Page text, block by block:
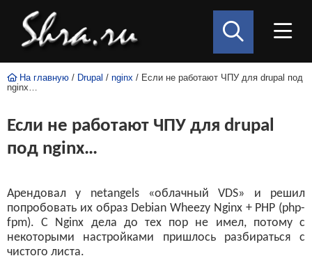
На главную / Drupal / nginx / Если не работают ЧПУ для drupal под
nginx…
Если не работают ЧПУ для drupal
под nginx…
Арендовал у netangels «облачный VDS» и решил
попробовать их образ Debian Wheezy Nginx + PHP (php-
fpm). С Nginx дела до тех пор не имел, потому с
некоторыми настройками пришлось разбираться с
чистого листа.